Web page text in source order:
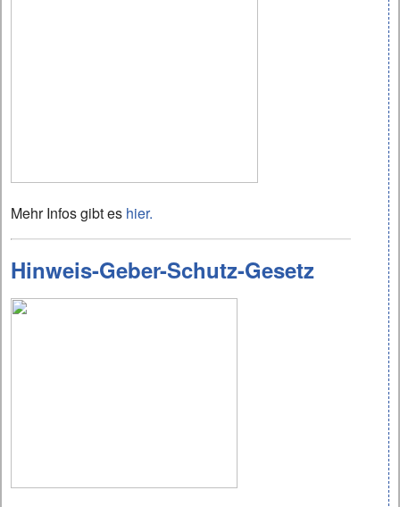
Mehr Infos gibt es hier.
Hinweis-Geber-Schutz-Gesetz